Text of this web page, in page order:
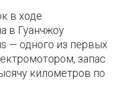
в ходе
в Гуанчжоу
— одного из первых
запас
километров по